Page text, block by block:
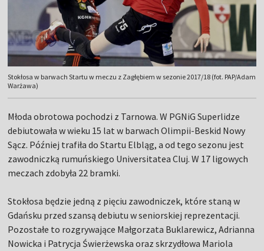
Stokłosa w barwach Startu w meczu z Zagłębiem w sezonie 2017/18 (fot. PAP/Adam
Warżawa)
Młoda obrotowa pochodzi z Tarnowa. W PGNiG Superlidze
debiutowała w wieku 15 lat w barwach Olimpii-Beskid Nowy
Sącz. Później trafiła do Startu Elbląg, a od tego sezonu jest
zawodniczką rumuńskiego Universitatea Cluj. W 17 ligowych
meczach zdobyła 22 bramki.
Stokłosa będzie jedną z pięciu zawodniczek, które staną w
Gdańsku przed szansą debiutu w seniorskiej reprezentacji.
Pozostałe to rozgrywające Małgorzata Buklarewicz, Adrianna
Nowicka i Patrycja Świerżewska oraz skrzydłowa Mariola